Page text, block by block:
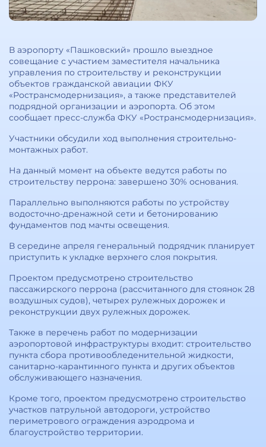
В аэропорту «Пашковский» прошло выездное
совещание с участием заместителя начальника
управления по строительству и реконструкции
объектов гражданской авиации ФКУ
«Ространсмодернизация», а также представителей
подрядной организации и аэропорта. Об этом
сообщает пресс-служба ФКУ «Ространсмодернизация».
Участники обсудили ход выполнения строительно-
монтажных работ.
На данный момент на объекте ведутся работы по
строительству перрона: завершено 30% основания.
Параллельно выполняются работы по устройству
водосточно-дренажной сети и бетонированию
фундаментов под мачты освещения.
В середине апреля генеральный подрядчик планирует
приступить к укладке верхнего слоя покрытия.
Проектом предусмотрено строительство
пассажирского перрона (рассчитанного для стоянок 28
воздушных судов), четырех рулежных дорожек и
реконструкции двух рулежных дорожек.
Также в перечень работ по модернизации
аэропортовой инфраструктуры входит: строительство
пункта сбора противообледенительной жидкости,
санитарно-карантинного пункта и других объектов
обслуживающего назначения.
Кроме того, проектом предусмотрено строительство
участков патрульной автодороги, устройство
периметрового ограждения аэродрома и
благоустройство территории.